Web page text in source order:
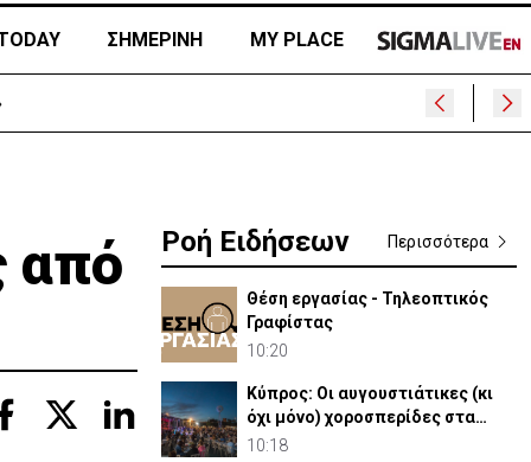
ΣΗΜΕΡΙΝΗ MY PLACE
από
Ροή Ειδήσεων Περισσότερα
Θέση εργασίας - Τηλεοπτικός
Γραφίστας
10:20
Κύπρος: Οι αυγουστιάτικες (κι
όχι μόνο) χοροσπερίδες στα
χωριά μας
10:18